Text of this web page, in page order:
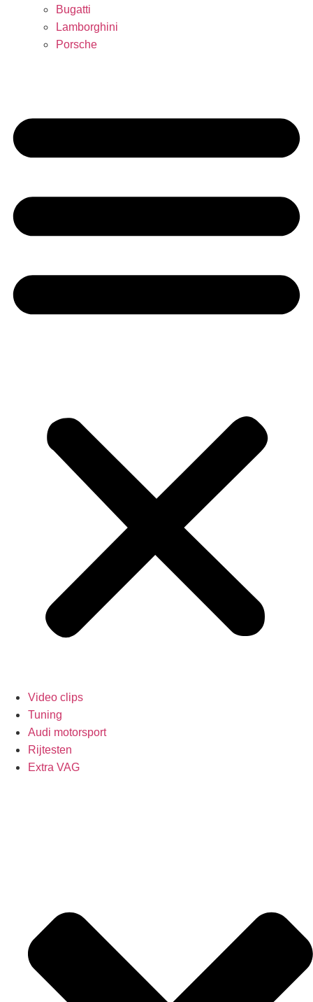
Bugatti
Lamborghini
Porsche
Video clips
Tuning
Audi motorsport
Rijtesten
Extra VAG